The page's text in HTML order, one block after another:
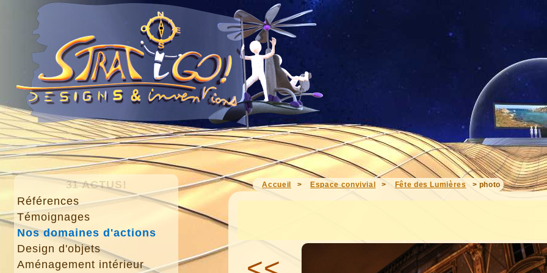
31 ACTUS!
Références
Témoignages
Nos domaines d'actions
Design d'objets
Aménagement intérieur
Accueil > Espace convivial > Fête des Lumières > photo